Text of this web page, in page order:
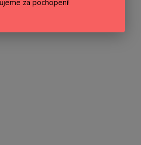
za pochopení!